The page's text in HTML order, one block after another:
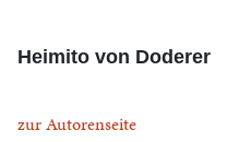
Heimito von Doderer
zur Autorenseite